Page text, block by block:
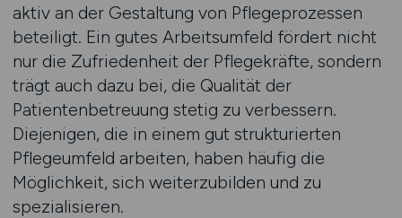
aktiv an der Gestaltung von Pflegeprozessen
beteiligt. Ein gutes Arbeitsumfeld fördert nicht
nur die Zufriedenheit der Pflegekräfte, sondern
trägt auch dazu bei, die Qualität der
Patientenbetreuung stetig zu verbessern.
Diejenigen, die in einem gut strukturierten
Pflegeumfeld arbeiten, haben häufig die
Möglichkeit, sich weiterzubilden und zu
spezialisieren.